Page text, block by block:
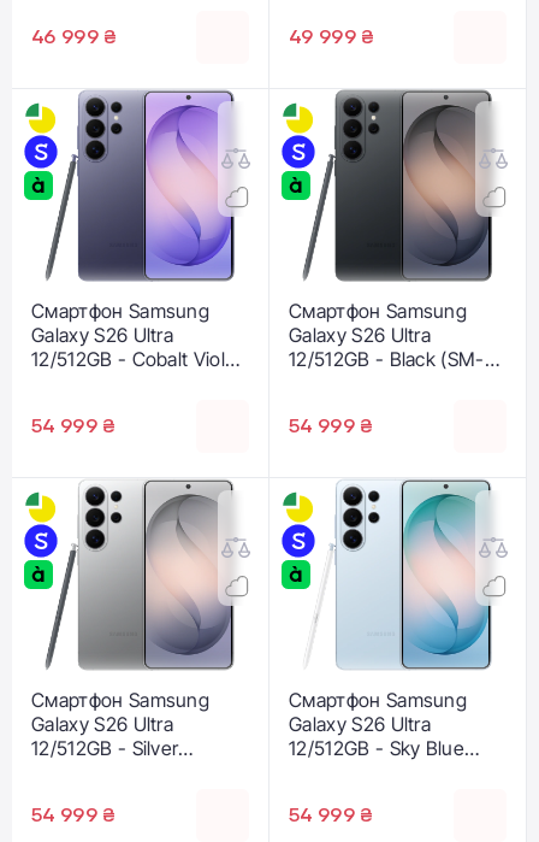
46 999 ₴
49 999 ₴
Смартфон Samsung
Galaxy S26 Ultra
12/512GB - Cobalt Violet
54 999 ₴
Смартфон Samsung
Galaxy S26 Ultra
12/512GB - Black (SM-
54 999 ₴
Смартфон Samsung
Galaxy S26 Ultra
12/512GB - Silver
54 999 ₴
Смартфон Samsung
Galaxy S26 Ultra
12/512GB - Sky Blue
54 999 ₴